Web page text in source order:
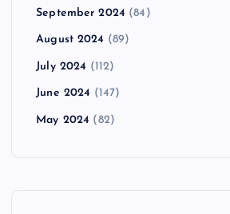
September 2024 (84)
August 2024 (89)
July 2024 (112)
June 2024 (147)
May 2024 (82)